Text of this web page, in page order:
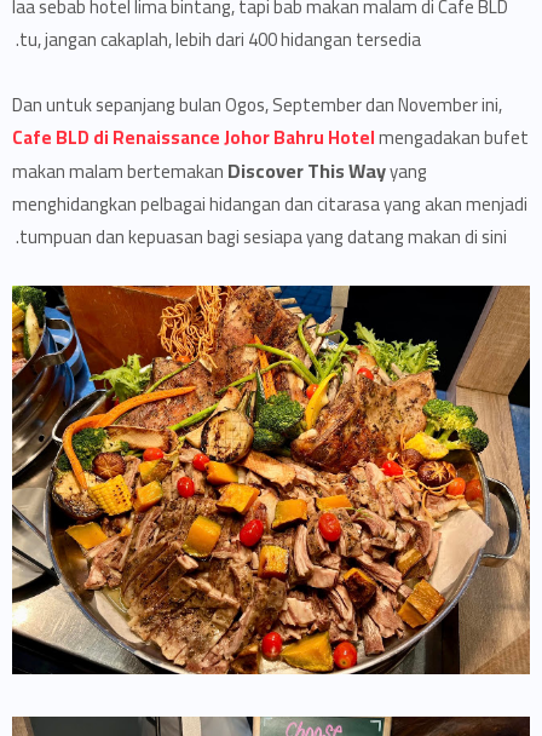
tu, jangan cakaplah, lebih dari 400 hidangan tersedia.
Dan untuk sepanjang bulan Ogos, September dan November ini,
Cafe BLD di Renaissance Johor Bahru Hotelmengadakan bufet
makan malam bertemakanDiscover This Wayyang
menghidangkan pelbagai hidangan dan citarasa yang akan menjadi
tumpuan dan kepuasan bagi sesiapa yang datang makan di sini.